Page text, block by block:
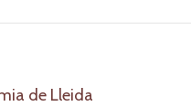
de Lleida